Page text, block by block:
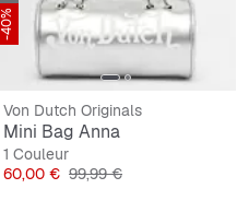
-40%
Von Dutch Originals
Mini Bag Anna
1 Couleur
Prix
60,00 € Prix original
99,99 €